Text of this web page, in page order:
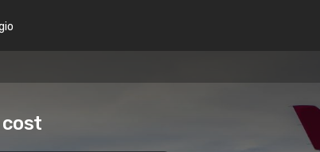
cost